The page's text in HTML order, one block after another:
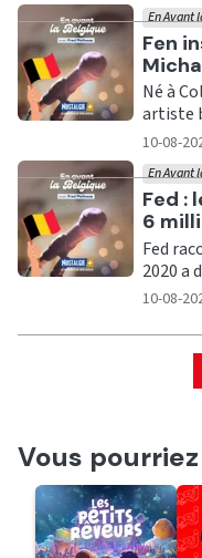
Fen
En Avant
Né à
artiste
10-08-
Fed :
6
En Avant
Fed
2020 a
10-08-
Vous